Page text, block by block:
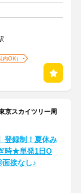
OK）
スカイツリー周
登録制！夏休み
時★単発1日O
接なし♪